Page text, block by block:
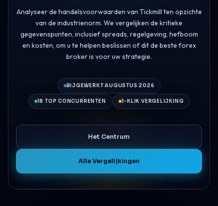
Analyseer de handelsvoorwaarden van Tickmill ten opzichte
van de industrienorm. We vergelijken de kritieke
gegevenspunten, inclusief spreads, regelgeving, hefboom
en kosten, om u te helpen beslissen of dit de beste forex
broker is voor uw strategie.
BIJGEWERKT AUGUSTUS 2026
18 TOP CONCURRENTEN 1-KLIK VERGELIJKING
Het Centrum
Alle Vergelijkingen